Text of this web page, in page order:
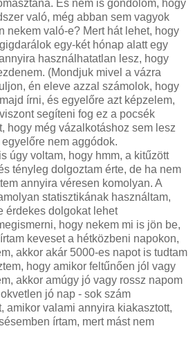
És nem is gondolom, hogy
való, még abban sem vagyok
nekem való-e? Mert hát lehet, hogy
egy-két hónap alatt egy
használhatatlan lesz, hogy
(Mondjuk mivel a vázra
én eleve azzal számolok, hogy
írni, és egyelőre azt képzelem,
segíteni fog ez a pocsék
hogy még vázalkotáshoz sem lesz
nem aggódok.
úgy voltam, hogy hmm, a kitűzött
tényleg dolgoztam érte, de ha nem
annyira véresen komolyan. A
statisztikának használtam,
érdekes dolgokat lehet
hogy nekem mi is jön be,
keveset a hétközbeni napokon,
akkor akár 5000-es napot is tudtam
hogy amikor feltűnően jól vagy
akkor amúgy jó vagy rossz napom
jó nap - sok szám
amikor valami annyira kiakasztott,
írtam, mert mást nem